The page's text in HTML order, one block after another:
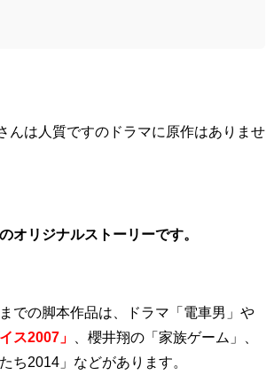
んは人質ですのドラマに原作はありませ
オリジナルストーリーです。
での脚本作品は、ドラマ「電車男」や
ス2007」
、櫻井翔の「家族ゲーム」、
ち2014」などがあります。